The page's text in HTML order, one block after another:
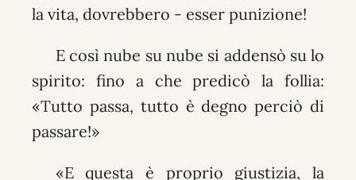
la vita, dovrebbero - esser punizione!
E così nube su nube si addensò su lo
spirito: fino a che predicò la follia:
«Tutto passa, tutto è degno perciò di
passare!»
«E questa è proprio giustizia, la